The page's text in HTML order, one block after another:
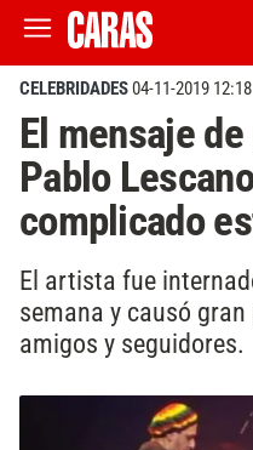
CELEBRIDADES04-11-2019 12:18
El mensaje
Pablo
complicado
El artista fue
semana y causó
amigos y seguidores.